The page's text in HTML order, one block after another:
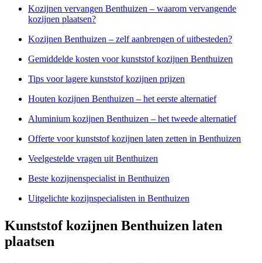
Kozijnen vervangen Benthuizen – waarom vervangende
kozijnen plaatsen?
Kozijnen Benthuizen – zelf aanbrengen of uitbesteden?
Gemiddelde kosten voor kunststof kozijnen Benthuizen
Tips voor lagere kunststof kozijnen prijzen
Houten kozijnen Benthuizen – het eerste alternatief
Aluminium kozijnen Benthuizen – het tweede alternatief
Offerte voor kunststof kozijnen laten zetten in Benthuizen
Veelgestelde vragen uit Benthuizen
Beste kozijnenspecialist in Benthuizen
Uitgelichte kozijnspecialisten in Benthuizen
Kunststof kozijnen Benthuizen laten
plaatsen